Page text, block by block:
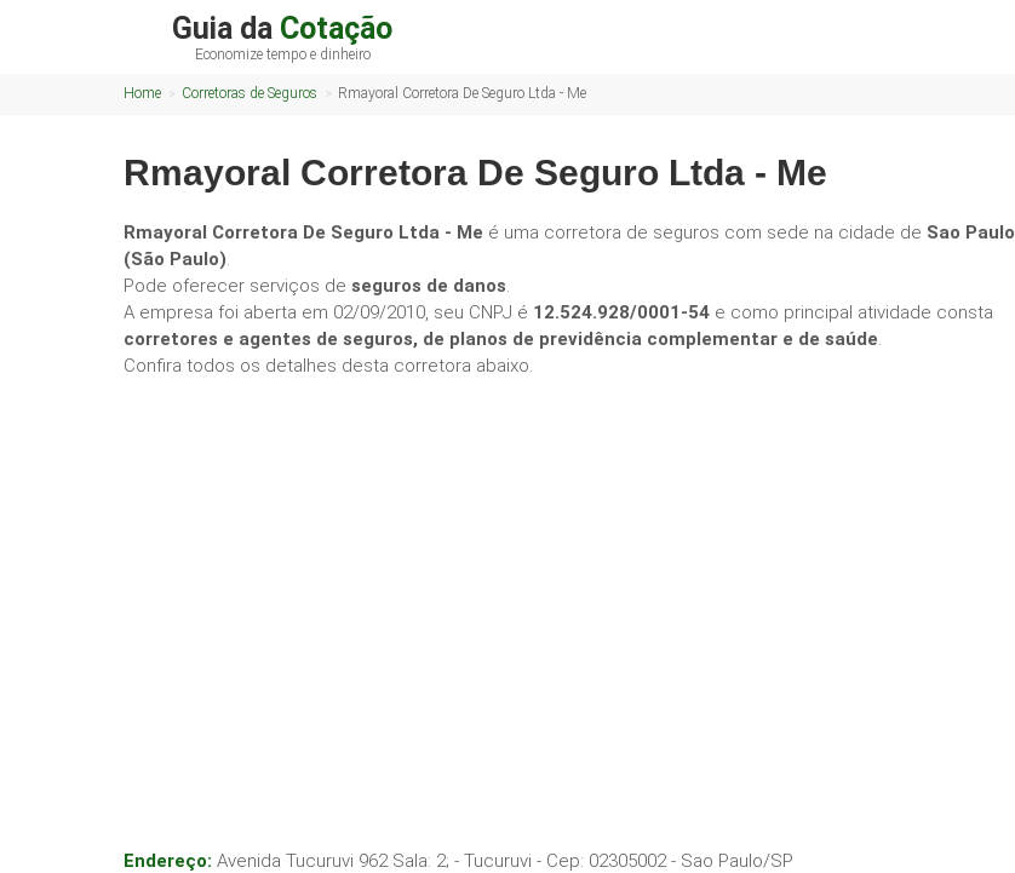
Guia da Cotação
Economize tempo e dinheiro
Home Corretoras de Seguros Rmayoral Corretora De Seguro Ltda - Me
Rmayoral Corretora De Seguro Ltda - Me
Rmayoral Corretora De Seguro Ltda - Me é uma corretora de seguros com sede na cidade de Sao Paulo
(São Paulo).
Pode oferecer serviços de seguros de danos.
A empresa foi aberta em 02/09/2010, seu CNPJ é 12.524.928/0001-54 e como principal atividade consta
corretores e agentes de seguros, de planos de previdência complementar e de saúde.
Confira todos os detalhes desta corretora abaixo.
Endereço: Avenida Tucuruvi 962 Sala: 2; - Tucuruvi - Cep: 02305002- Sao Paulo/SP